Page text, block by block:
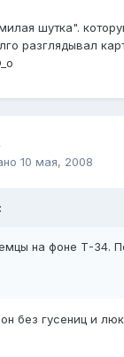
шутка".
разглядывал
10 мая, 2008
на фоне Т-34.
без гусениц и